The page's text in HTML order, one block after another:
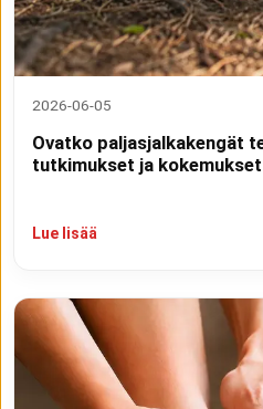
2026-06-05
Ovatko paljasjalkakengät
tutkimukset ja kokemukset
Lue lisää